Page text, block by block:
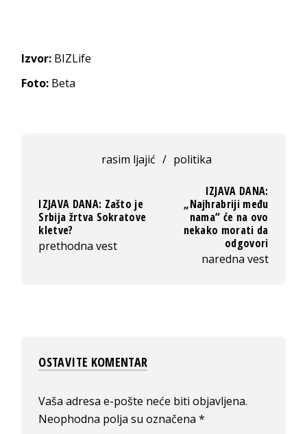
Izvor: BIZLife
Foto: Beta
rasim ljajić / politika
IZJAVA DANA: Zašto je
Srbija žrtva Sokratove
kletve?
prethodna vest
IZJAVA DANA:
„Najhrabriji među
nama“ će na ovo
nekako morati da
odgovori
naredna vest
OSTAVITE KOMENTAR
Vaša adresa e-pošte neće biti objavljena.
Neophodna polja su označena*